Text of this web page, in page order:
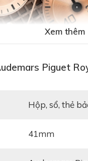
Royal Oak
Xem thêm
Piguet
hộp, sổ, thẻ
41mm